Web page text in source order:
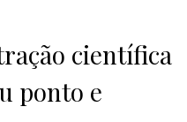
científica
ponto e